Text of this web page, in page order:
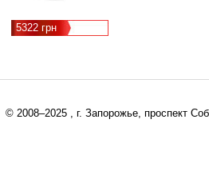
5322 грн
© 2008–2025 , г. Запорожье, проспект